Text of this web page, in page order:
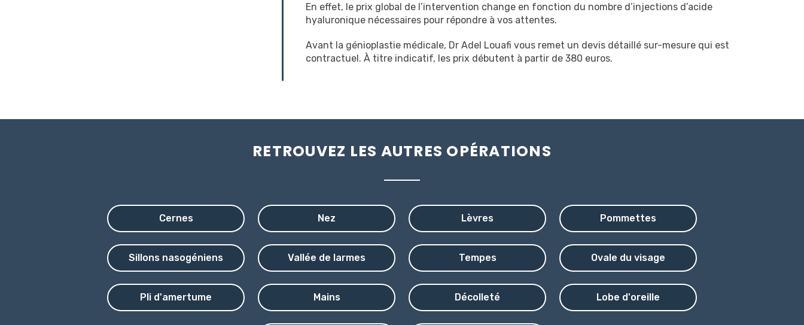
En effet, le prix global de l’intervention change en fonction du nombre d’injections d’acide
hyaluronique nécessaires pour répondre à vos attentes.
Avant la génioplastie médicale, Dr Adel Louafi vous remet un devis détaillé sur-mesure qui est
contractuel. À titre indicatif, les prix débutent à partir de 380 euros.
RETROUVEZ LES AUTRES OPÉRATIONS
Cernes Nez Lèvres Pommettes
Sillons nasogéniens Vallée de larmes Tempes Ovale du visage
Pli d'amertume Mains Décolleté Lobe d'oreille